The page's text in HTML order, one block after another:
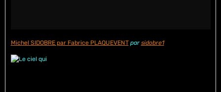
Michel SIDOBRE par Fabrice PLAQUEVENT par sidobre1